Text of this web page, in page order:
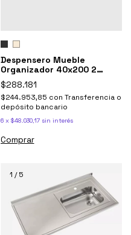
Despensero Mueble
Organizador 40x200 2
puertas Potenza Ricchezze
$288.181
$244.953,85 con Transferencia o
depósito bancario
6 x $48.030,17 sin interés
Comprar
1 /5